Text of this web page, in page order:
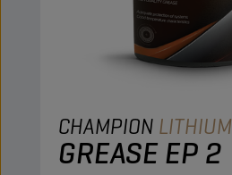
CHAMPION LITHIUM
GREASE EP 2